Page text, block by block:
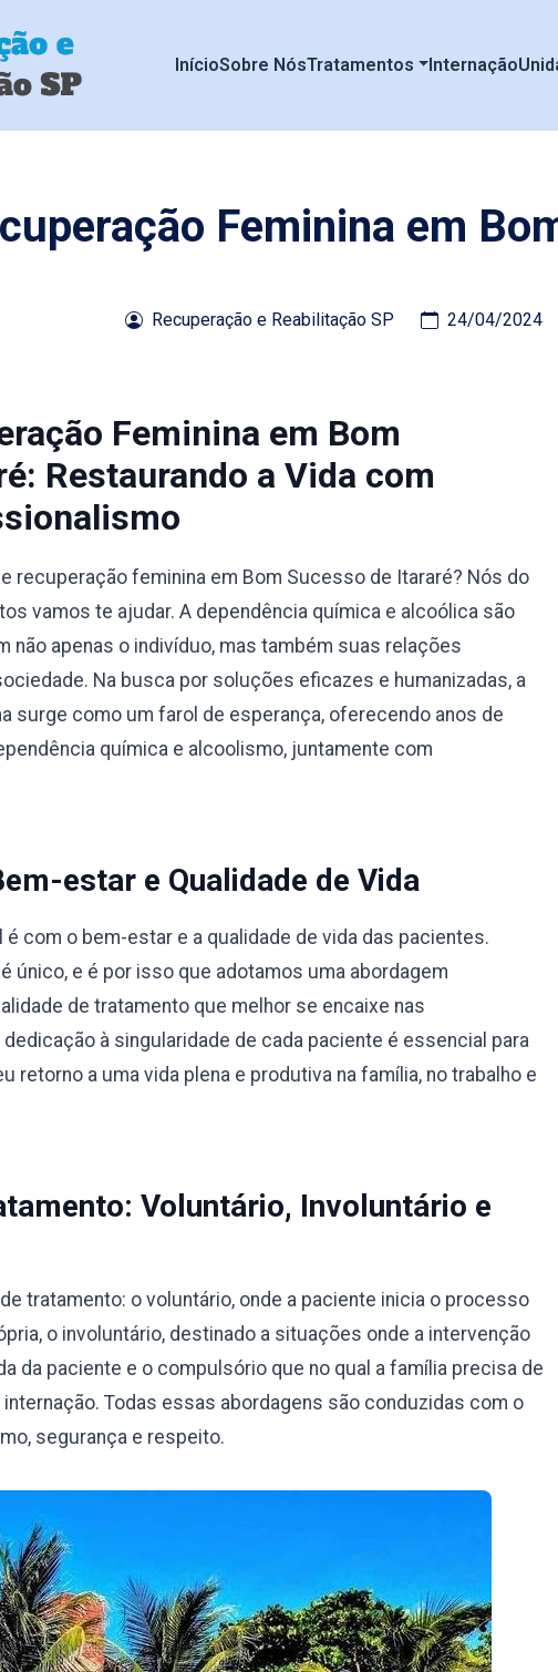
InícioSobre NósTratamentos Internação
Feminina em
Recuperação e Reabilitação SP 24/04/2024
Feminina em Bom
Restaurando a Vida com
recuperação feminina em Bom Sucesso de Itararé? Nós do
vamos te ajudar. A dependência química e alcoólica são
apenas o indivíduo, mas também suas relações
Na busca por soluções eficazes e humanizadas, a
surge como um farol de esperança, oferecendo anos de
química e alcoolismo, juntamente com
estar e Qualidade de Vida
com o bem-estar e a qualidade de vida das pacientes.
único, e é por isso que adotamos uma abordagem
de tratamento que melhor se encaixe nas
à singularidade de cada paciente é essencial para
retorno a uma vida plena e produtiva na família, no trabalho e
Voluntário, Involuntário e
tratamento: o voluntário, onde a paciente inicia o processo
o involuntário, destinado a situações onde a intervenção
da paciente e o compulsório que no qual a família precisa de
Todas essas abordagens são conduzidas com o
segurança e respeito.